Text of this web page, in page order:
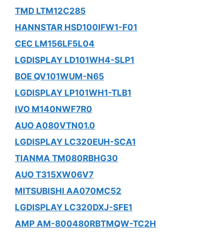
TMD LTM12C285
HANNSTAR HSD100IFW1-F01
CEC LM156LF5L04
LGDISPLAY LD101WH4-SLP1
BOE QV101WUM-N65
LGDISPLAY LP101WH1-TLB1
IVO M140NWF7R0
AUO A080VTN01.0
LGDISPLAY LC320EUH-SCA1
TIANMA TM080RBHG30
AUO T315XW06V7
MITSUBISHI AA070MC52
LGDISPLAY LC320DXJ-SFE1
AMP AM-800480RBTMQW-TC2H